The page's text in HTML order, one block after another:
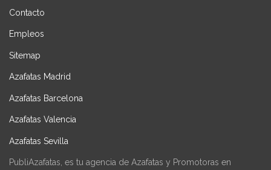
Contacto
Empleos
Sitemap
Azafatas Madrid
Azafatas Barcelona
Azafatas Valencia
Azafatas Sevilla
PubliAzafatas, es tu agencia de Azafatas y Promotoras en